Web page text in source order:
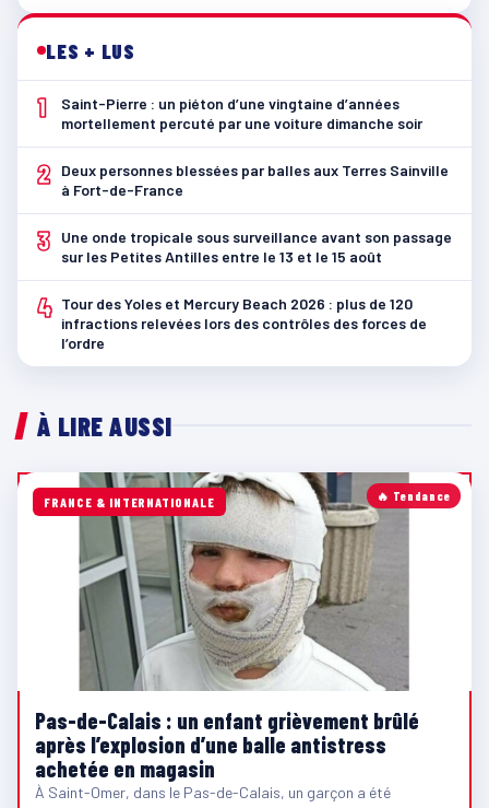
LES + LUS
1
Saint-Pierre : un piéton d’une vingtaine d’années
mortellement percuté par une voiture dimanche soir
2
Deux personnes blessées par balles aux Terres Sainville
à Fort-de-France
3
Une onde tropicale sous surveillance avant son passage
sur les Petites Antilles entre le 13 et le 15 août
4 Tour des Yoles et Mercury Beach 2026 : plus de 120
infractions relevées lors des contrôles des forces de
l’ordre
À LIRE AUSSI
🔥 Tendance
FRANCE & INTERNATIONALE
Pas-de-Calais : un enfant grièvement brûlé
après l’explosion d’une balle antistress
achetée en magasin
À Saint-Omer, dans le Pas-de-Calais, un garçon a été